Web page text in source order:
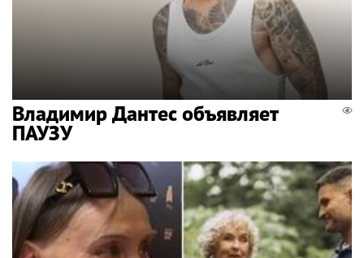
Владимир Дантес объявляет
ПАУЗУ